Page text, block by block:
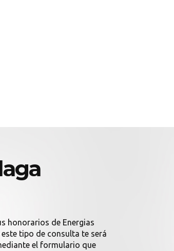
honorarios de Energias
tipo de consulta te será
el formulario que